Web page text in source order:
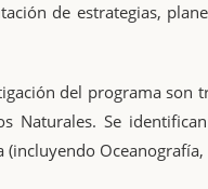
de estrategias,
del programa son
Naturales. Se
(incluyendo